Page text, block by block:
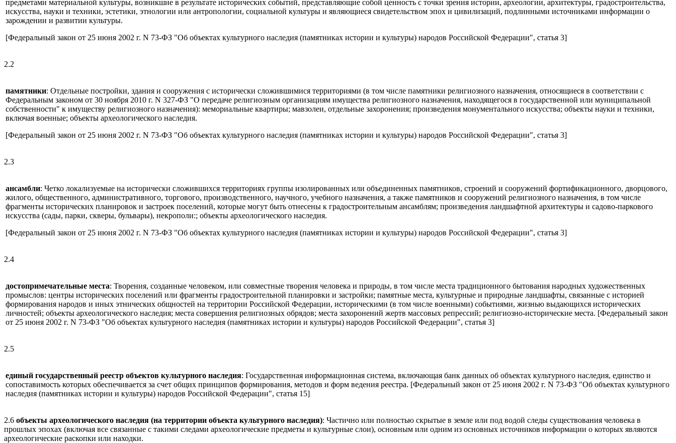
предметами материальной культуры, возникшие в результате исторических событий, представляющие собой ценность с точки зрения истории, археологии, архитектуры, градостроительства,
искусства, науки и техники, эстетики, этнологии или антропологии, социальной культуры и являющиеся свидетельством эпох и цивилизаций, подлинными источниками информации о
зарождении и развитии культуры.
[Федеральный закон от 25 июня 2002 г. N 73-ФЗ "Об объектах культурного наследия (памятниках истории и культуры) народов Российской Федерации", статья 3]
2.2
памятники: Отдельные постройки, здания и сооружения с исторически сложившимися территориями (в том числе памятники религиозного назначения, относящиеся в соответствии с
Федеральным законом от 30 ноября 2010 г. N 327-ФЗ "О передаче религиозным организациям имущества религиозного назначения, находящегося в государственной или муниципальной
собственности" к имуществу религиозного назначения): мемориальные квартиры; мавзолеи, отдельные захоронения; произведения монументального искусства; объекты науки и техники,
включая военные; объекты археологического наследия.
[Федеральный закон от 25 июня 2002 г. N 73-ФЗ "Об объектах культурного наследия (памятниках истории и культуры) народов Российской Федерации", статья 3]
2.3
ансамбли: Четко локализуемые на исторически сложившихся территориях группы изолированных или объединенных памятников, строений и сооружений фортификационного, дворцового,
жилого, общественного, административного, торгового, производственного, научного, учебного назначения, а также памятников и сооружений религиозного назначения, в том числе
фрагменты исторических планировок и застроек поселений, которые могут быть отнесены к градостроительным ансамблям; произведения ландшафтной архитектуры и садово-паркового
искусства (сады, парки, скверы, бульвары), некрополи:; объекты археологического наследия.
[Федеральный закон от 25 июня 2002 г. N 73-ФЗ "Об объектах культурного наследия (памятниках истории и культуры) народов Российской Федерации", статья 3]
2.4
достопримечательные места: Творения, созданные человеком, или совместные творения человека и природы, в том числе места традиционного бытования народных художественных
промыслов: центры исторических поселений или фрагменты градостроительной планировки и застройки; памятные места, культурные и природные ландшафты, связанные с историей
формирования народов и иных этнических общностей на территории Российской Федерации, историческими (в том числе военными) событиями, жизнью выдающихся исторических
личностей; объекты археологического наследия; места совершения религиозных обрядов; места захоронений жертв массовых репрессий; религиозно-исторические места. [Федеральный закон
от 25 июня 2002 г. N 73-ФЗ "Об объектах культурного наследия (памятниках истории и культуры) народов Российской Федерации", статья 3]
2.5
единый государственный реестр объектов культурного наследия: Государственная информационная система, включающая банк данных об объектах культурного наследия, единство и
сопоставимость которых обеспечивается за счет общих принципов формирования, методов и форм ведения реестра. [Федеральный закон от 25 июня 2002 г. N 73-ФЗ "Об объектах культурного
наследия (памятниках истории и культуры) народов Российской Федерации", статья 15]
2.6 объекты археологического наследия (на территории объекта культурного наследия): Частично или полностью скрытые в земле или под водой следы существования человека в
прошлых эпохах (включая все связанные с такими следами археологические предметы и культурные слои), основным или одним из основных источников информации о которых являются
археологические раскопки или находки.